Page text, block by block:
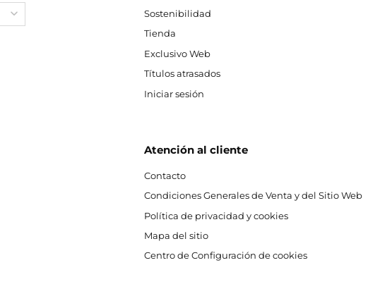
Sostenibilidad
Tienda
Exclusivo Web
Títulos atrasados
Iniciar sesión
Atención al cliente
Contacto
Condiciones Generales de Venta y del Sitio Web
Política de privacidad y cookies
Mapa del sitio
Centro de Configuración de cookies